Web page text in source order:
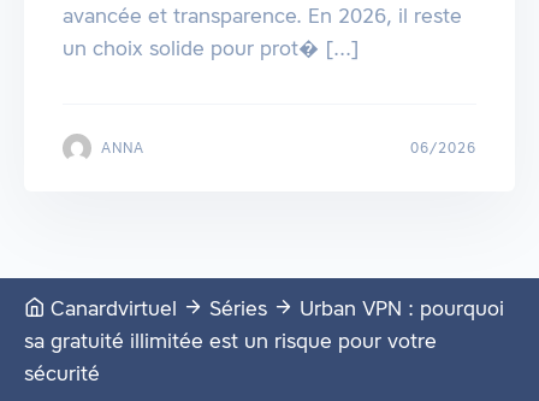
avancée et transparence. En 2026, il reste
un choix solide pour prot� [...]
ANNA 06/2026
Canardvirtuel Séries
Urban VPN : pourquoi
sa gratuité illimitée est un risque pour votre
sécurité